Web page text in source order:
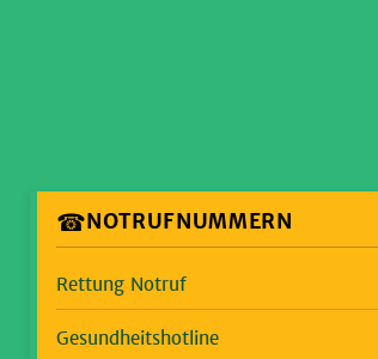
☎NOTRUFNUMMERN
Rettung Notruf
Gesundheitshotline